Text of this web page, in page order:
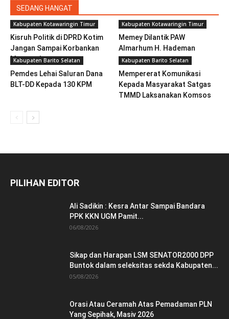
SEDANG HANGAT
Kabupaten Kotawaringin Timur
Kisruh Politik di DPRD Kotim
Jangan Sampai Korbankan
Masyarakat
Kabupaten Kotawaringin Timur
Memey Dilantik PAW
Almarhum H. Hademan
Kabupaten Barito Selatan
Pemdes Lehai Saluran Dana
BLT-DD Kepada 130 KPM
Kabupaten Barito Selatan
Mempererat Komunikasi
Kepada Masyarakat Satgas
TMMD Laksanakan Komsos
PILIHAN EDITOR
Ali Sadikin : Kesra Antar Sampai Bandara
PPK KKN UGM Pamit...
06/08/2026
Sikap dan Harapan LSM SENATOR2000 DPP
Buntok dalam seleksitas sekda Kabupaten...
05/08/2026
Orasi Atau Ceramah Atas Pemadaman PLN
Yang Sepihak, Masiv 2026